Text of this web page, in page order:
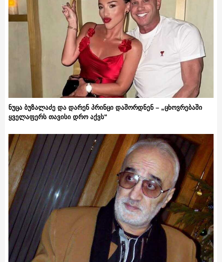
ნუცა ბუზალაძე და დარენ პრინცი დაშორდნენ – „ცხოვრებაში
ყველაფერს თავისი დრო აქვს“